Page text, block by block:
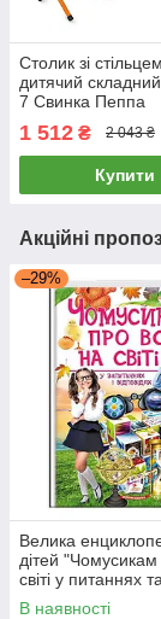
Столик зі
дитячий
7 Свинка Пеппа
1 512 ₴ 2 043 ₴
Купити
Акційні
–29%
Велика
дітей
світі у питаннях
Пегас
В наявності